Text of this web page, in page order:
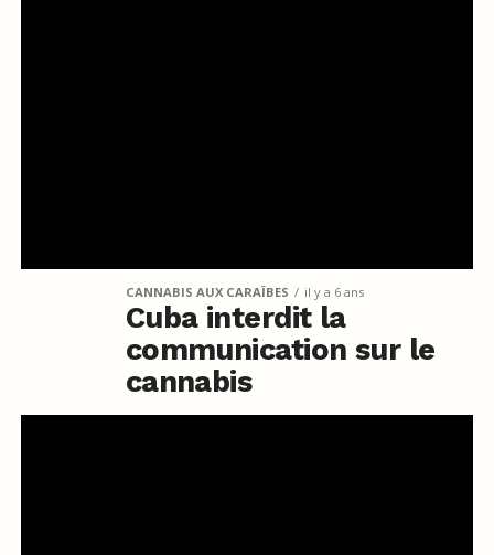
CANNABIS AUX CARAÏBES il y a 6 ans
Cuba interdit la
communication sur le
cannabis